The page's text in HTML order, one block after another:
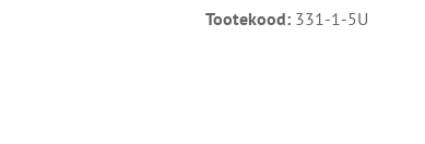
Tootekood: 331-1-5U